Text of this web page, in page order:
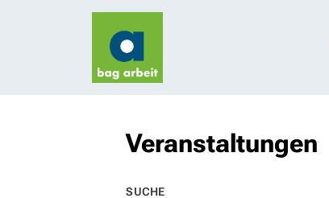
Veranstaltungen
SUCHE